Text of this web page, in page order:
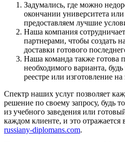
Задумались, где можно
окончании университета
предоставляем лучшие
Наша компания
партнерами, чтобы создать
доставки готового
Наша команда также готова
необходимого варианта,
реестре или изготовление на
Спектр наших услуг позволяет
решение по своему запросу, будь
из учебного заведения или
каждом клиенте, и это отражается
russiany-diplomans.com.